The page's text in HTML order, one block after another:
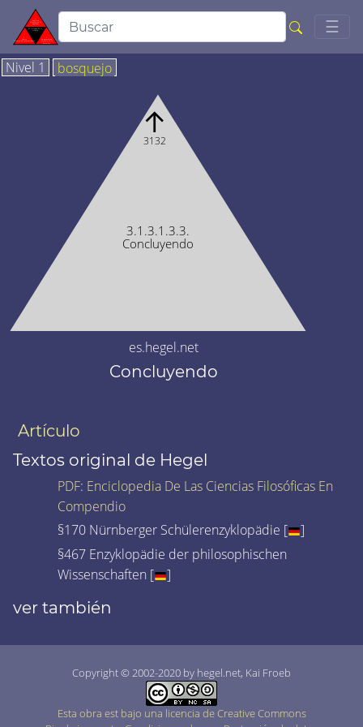
☰
Nivel 1 bosquejo
3.1.3.1.3.3.
Concluyendo
↑
3132
es.hegel.net
Concluyendo
Artículo
Textos original de Hegel
PDF: Enciclopedia De Las Ciencias Filosóficas En
Compendio
§170 Nürnberger Schülerenzyklopädie [
]
§467 Enzyklopädie der philosophischen
Wissenschaften [
]
ver también
Copyright © 2002-2020 by hegel.net, Kai Froeb
Esta obra est bajo una licencia de Creative Commons